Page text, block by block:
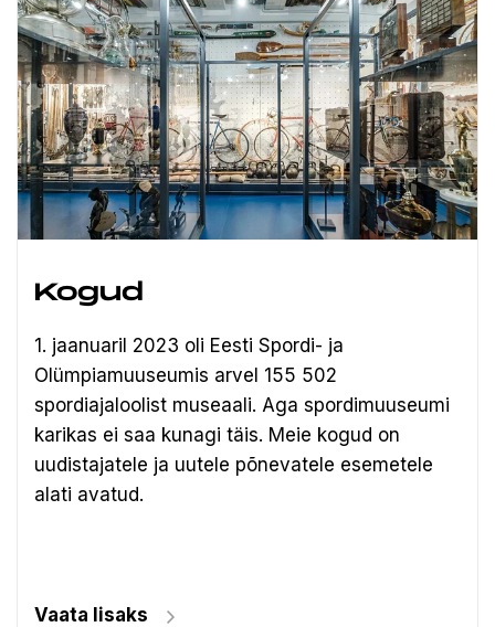
Kogud
1. jaanuaril 2023 oli Eesti Spordi- ja
Olümpiamuuseumis arvel 155 502
spordiajaloolist museaali. Aga spordimuuseumi
karikas ei saa kunagi täis. Meie kogud on
uudistajatele ja uutele põnevatele esemetele
alati avatud.
Vaata lisaks